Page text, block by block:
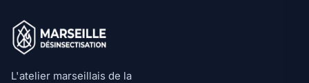
L'atelier marseillais de la